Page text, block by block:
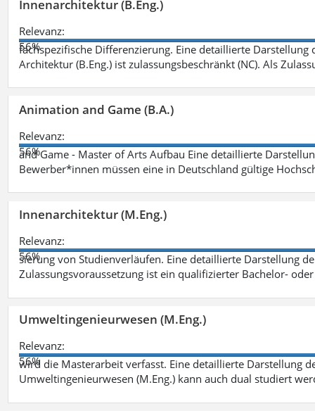
Innenarchitektur (B.Eng.)
Relevanz:
56%
fachspezifische Differenzierung. Eine detaillierte
Architektur (B.Eng.) ist zulassungsbeschränkt (NC). Als
Animation and Game (B.A.)
Relevanz:
56%
and Game - Master of Arts Aufbau Eine detaillierte
Bewerber*innen müssen eine in Deutschland gültige
Innenarchitektur (M.Eng.)
Relevanz:
56%
sierung von Studienverläufen. Eine detaillierte Darstellung
Zulassungsvoraussetzung ist ein qualifizierter Bachelor-
Umweltingenieurwesen (M.Eng.)
Relevanz:
56%
wird die Masterarbeit verfasst. Eine detaillierte Darstellung
Umweltingenieurwesen (M.Eng.) kann auch dual studiert